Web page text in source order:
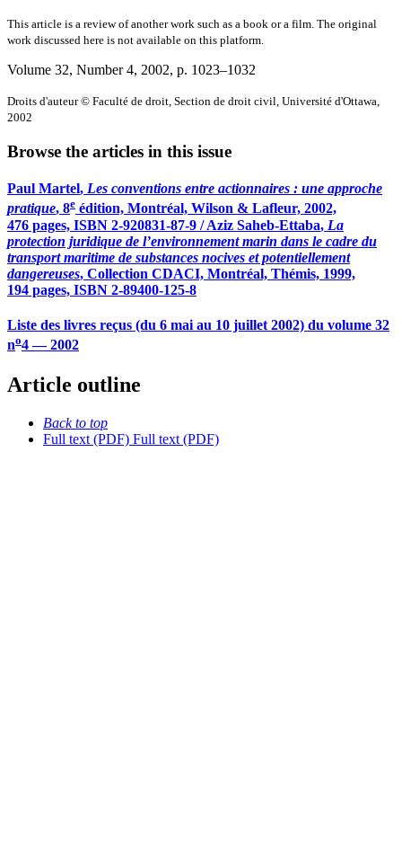
This article is a review of another work such as a book or a film. The original
work discussed here is not available on this platform.
Volume 32, Number 4, 2002, p. 1023–1032
Droits d'auteur © Faculté de droit, Section de droit civil, Université d'Ottawa,
2002
Browse the articles in this issue
Paul Martel, Les conventions entre actionnaires : une approche
pratique, 8e édition, Montréal, Wilson & Lafleur, 2002,
476 pages, ISBN 2-920831-87-9 / Aziz Saheb-Ettaba, La
protection juridique de l’environnement marin dans le cadre du
transport maritime de substances nocives et potentiellement
dangereuses, Collection CDACI, Montréal, Thémis, 1999,
194 pages, ISBN 2-89400-125-8
Liste des livres reçus (du 6 mai au 10 juillet 2002) du volume 32
no4 — 2002
Article outline
Back to top
Full text (PDF) Full text (PDF)